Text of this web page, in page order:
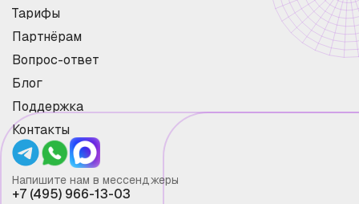
Тарифы
Партнёрам
Вопрос-ответ
Блог
Поддержка
Контакты
Напишите нам в мессенджеры
+7 (495) 966-13-03